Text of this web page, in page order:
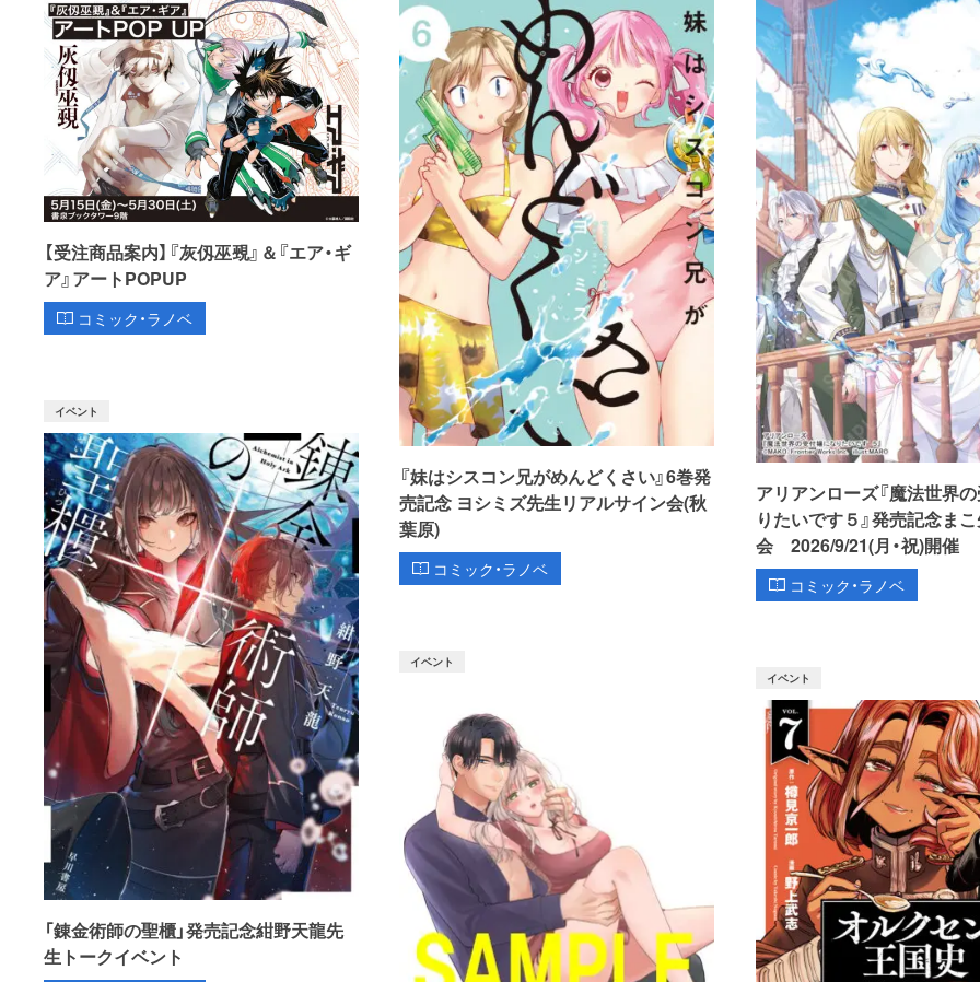
【受注商品案内】『灰仭巫覡』＆『エア・ギ
ア』アートPOPUP
コミック・ラノベ
『妹はシスコン兄がめんどくさい』6巻発
売記念 ヨシミズ先生リアルサイン会(秋
葉原)
コミック・ラノベ
アリアンローズ『魔法世界
りたいです５』発売記念ま
会 2026/9/21(月・祝)開催
コミック・ラノベ
イベント
「錬金術師の聖櫃」発売記念紺野天龍先
生トークイベント
イベント
イベント